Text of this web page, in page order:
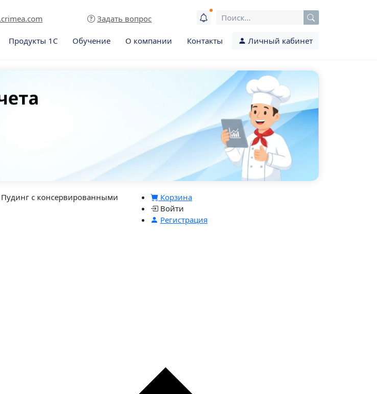
Задать вопрос
Продукты 1С Обучение О компании Контакты Личный кабинет
Пудинг с консервированными
Корзина
Войти
Регистрация